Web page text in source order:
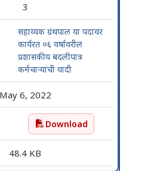
3
सहाय्यक ग्रंथपाल या पदावर
कार्यरत ०६ वर्षावरील
प्रशासकीय बदलीपात्र
कर्मचाऱ्यांची यादी
May 6, 2022
सहाय्यक ग्रंथपाल या पदावर
Download
48.4 KB